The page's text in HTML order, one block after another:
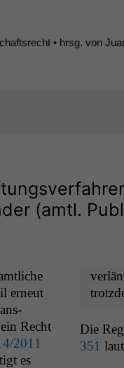
• hrsg. von
(amtl.
erneut
Recht
/2011
es
Die
351